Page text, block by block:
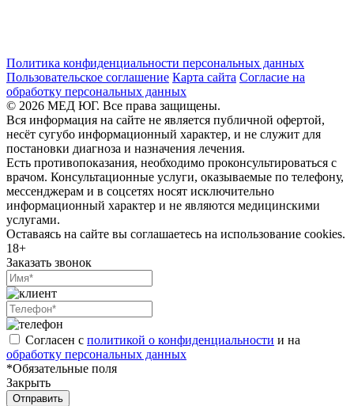
Политика конфиденциальности персональных данных
Пользовательское соглашение Карта сайта Согласие на
обработку персональных данных
© 2026 МЕД ЮГ. Все права защищены.
Вся информация на сайте не является публичной офертой,
несёт сугубо информационный характер, и не служит для
постановки диагноза и назначения лечения.
Есть противопоказания, необходимо проконсультироваться с
врачом. Консультационные услуги, оказываемые по телефону,
мессенджерам и в соцсетях носят исключительно
информационный характер и не являются медицинскими
услугами.
Оставаясь на сайте вы соглашаетесь на использование cookies.
18+
Заказать звонок
Согласен с политикой о конфиденциальности и на
обработку персональных данных
*Обязательные поля
Закрыть
Отправить